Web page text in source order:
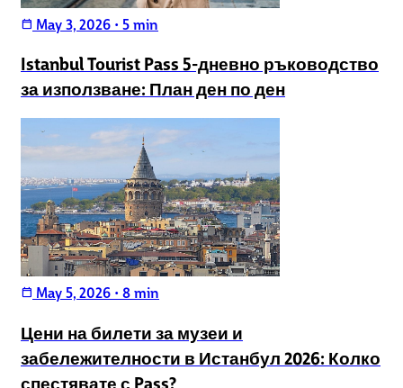
calendar_today May 3, 2026 • 5 min
Istanbul Tourist Pass 5-дневно ръководство
за използване: План ден по ден
calendar_today May 5, 2026 • 8 min
Цени на билети за музеи и
забележителности в Истанбул 2026: Колко
спестявате с Pass?